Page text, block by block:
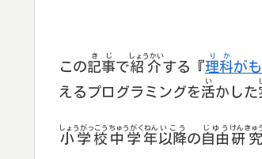
この記事
きじ
で紹介
しょうかい
する『理科
りか
が
えるプログラミングを活
い
かした
小学校
しょうがっこう
中学年
ちゅうがくねん
以降
いこう
の自由
じゆう
研究
けんきゅ